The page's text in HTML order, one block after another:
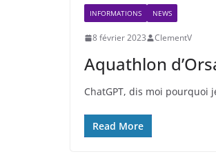
INFORMATIONS NEWS
8 février 2023 ClementV
Aquathlon
ChatGPT, dis moi pourquoi
Read More